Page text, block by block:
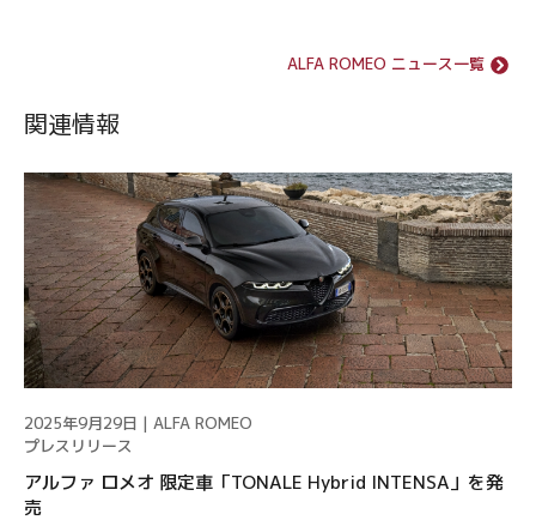
ALFA ROMEO ニュース一覧
関連情報
2025年9月29日 | ALFA ROMEO
プレスリリース
アルファ ロメオ 限定車「TONALE Hybrid INTENSA」を発
売